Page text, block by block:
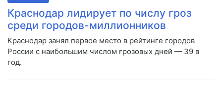
Краснодар лидирует по числу гроз
среди городов-миллионников
Краснодар занял первое место в рейтинге городов
России с наибольшим числом грозовых дней — 39 в
год.